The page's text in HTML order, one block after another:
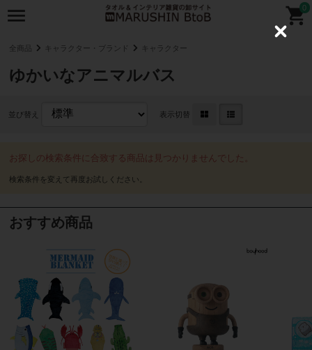
0
全商品 キャラクター・ブランド キャラクター
ゆかいなアニマルバス
並び替え 表示切替
お探しの検索条件に合致する商品は見つかりませんでした。
おすすめ商品
C